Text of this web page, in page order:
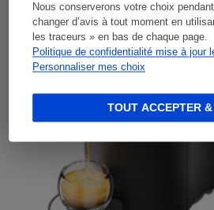
Nous conserverons votre choix
changer d’avis à tout moment en
les traceurs » en bas de chaque page.
Politique de confidentialité mise à jour
Personnaliser mes choix
TOUT ACCEPTER